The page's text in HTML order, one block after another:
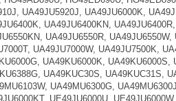
UA49JU5920J, UA49JU6000K,
UA49JU6400KN,
UA49JU6550R,
UA49JU7000W, UA49JU7500K,
UA49KU6000K, UA49KU6000S,
UA49KUC30S, UA49KUC31S,
UA49MU6300G,
UE49JU6000U,